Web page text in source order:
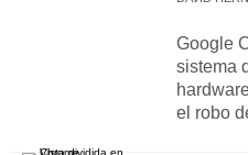
Google
sistema
el robo